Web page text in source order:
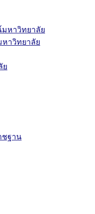
หาวิทยาลัย
าวิทยาลัย
ย
ฐาน